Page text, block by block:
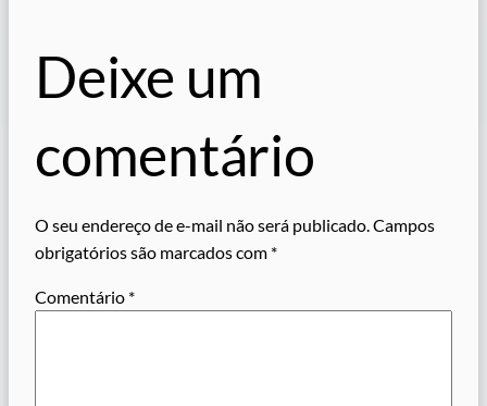
Deixe um
comentário
O seu endereço de e-mail não será publicado.Campos
obrigatórios são marcados com *
Comentário *